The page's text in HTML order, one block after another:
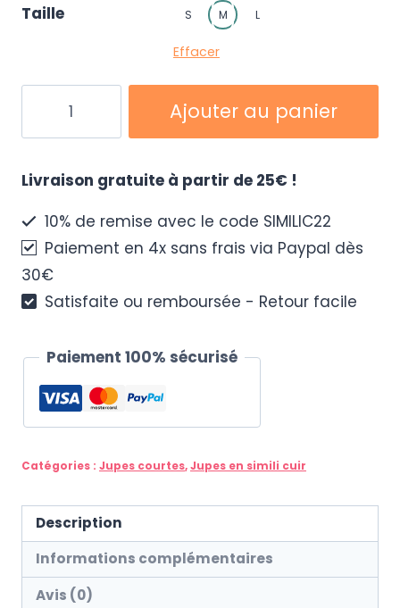
Taille S M L
Effacer
Jupe
argentée
Ajouter au panier
Livraison gratuite à partir de 25€ !
10% de remise avec le code SIMILIC22
Paiement en 4x sans frais via Paypal dès
30€
Satisfaite ou remboursée - Retour facile
Paiement 100% sécurisé
Catégories : Jupes courtes,Jupes en simili cuir
Description
Informations complémentaires
Avis (0)